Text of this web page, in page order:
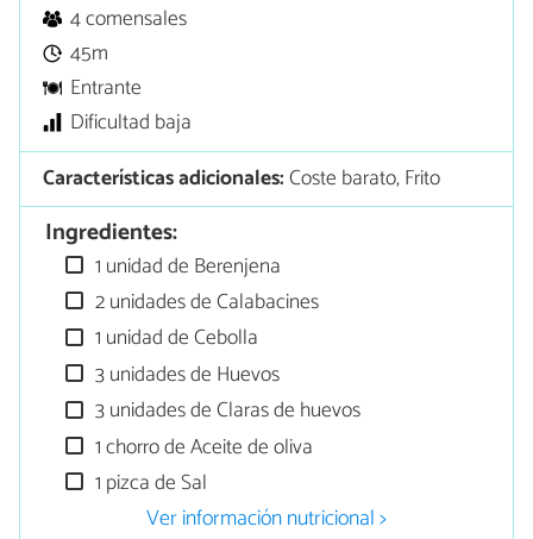
4 comensales
45m
Entrante
Dificultad baja
Características adicionales:Coste barato, Frito
Ingredientes:
1 unidad de Berenjena
2 unidades de Calabacines
1 unidad de Cebolla
3 unidades de Huevos
3 unidades de Claras de huevos
1 chorro de Aceite de oliva
1 pizca de Sal
Ver información nutricional >